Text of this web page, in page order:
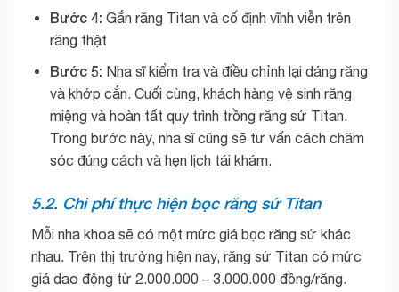
Bước 4: Gắn răng Titan và cố định vĩnh viễn trên
răng thật
Bước 5: Nha sĩ kiểm tra và điều chỉnh lại dáng răng
và khớp cắn. Cuối cùng, khách hàng vệ sinh răng
miệng và hoàn tất quy trình trồng răng sứ Titan.
Trong bước này, nha sĩ cũng sẽ tư vấn cách chăm
sóc đúng cách và hẹn lịch tái khám.
5.2. Chi phí thực hiện bọc răng sứ Titan
Mỗi nha khoa sẽ có một mức giá bọc răng sứ khác
nhau. Trên thị trường hiện nay, răng sứ Titan có mức
giá dao động từ 2.000.000 – 3.000.000 đồng/răng.